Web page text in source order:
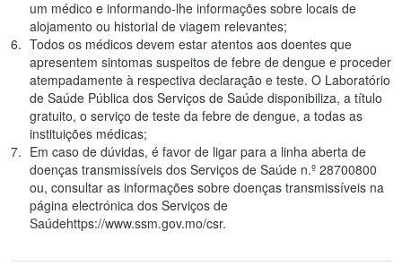
um médico e informando-lhe informações sobre locais de
alojamento ou historial de viagem relevantes;
Todos os médicos devem estar atentos aos doentes que
apresentem sintomas suspeitos de febre de dengue e proceder
atempadamente à respectiva declaração e teste. O Laboratório
de Saúde Pública dos Serviços de Saúde disponibiliza, a título
gratuito, o serviço de teste da febre de dengue, a todas as
instituições médicas;
Em caso de dúvidas, é favor de ligar para a linha aberta de
doenças transmissíveis dos Serviços de Saúde n.º 28700800
ou, consultar as informações sobre doenças transmissíveis na
página electrónica dos Serviços de
Saúdehttps://www.ssm.gov.mo/csr.